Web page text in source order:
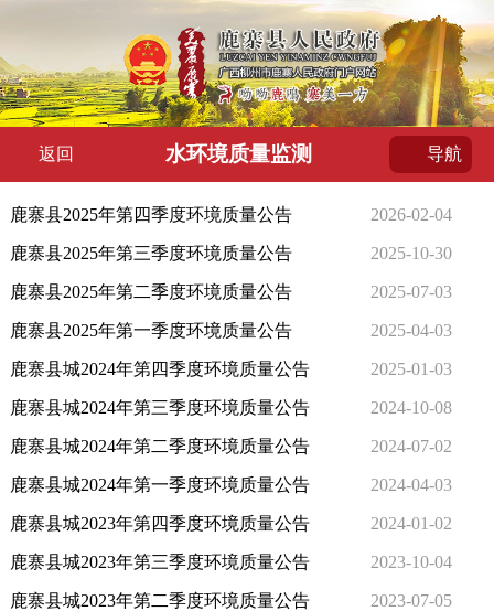
返回 水环境质量监测 导航
鹿寨县2025年第四季度环境质量公告 2026-02-04
鹿寨县2025年第三季度环境质量公告 2025-10-30
鹿寨县2025年第二季度环境质量公告 2025-07-03
鹿寨县2025年第一季度环境质量公告 2025-04-03
鹿寨县城2024年第四季度环境质量公告 2025-01-03
鹿寨县城2024年第三季度环境质量公告 2024-10-08
鹿寨县城2024年第二季度环境质量公告 2024-07-02
鹿寨县城2024年第一季度环境质量公告 2024-04-03
鹿寨县城2023年第四季度环境质量公告 2024-01-02
鹿寨县城2023年第三季度环境质量公告 2023-10-04
鹿寨县城2023年第二季度环境质量公告 2023-07-05